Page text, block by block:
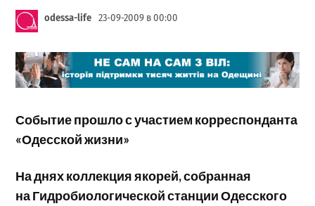
odessa-life 23-09-2009 в 00:00
Событие прошло с участием корреспонданта
«Одесской жизни»
На днях коллекция якорей, собранная
на Гидробиологической станции Одесского